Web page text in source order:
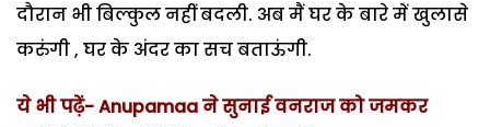
दौरान भी बिल्कुल नहीं बदली. अब मैं घर के बारे में खुलासे
करुंगी , घर के अंदर का सच बताऊंगी.
ये भी पढ़ें- Anupamaa ने सुनाई वनराज को जमकर